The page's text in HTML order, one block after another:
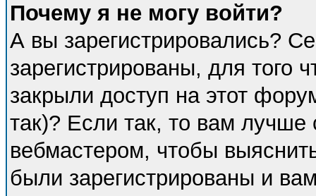
Почему я не могу войти?
А вы зарегистрировались?
зарегистрированы, для того
закрыли доступ на этот
так)? Если так, то вам лучше
вебмастером, чтобы
были зарегистрированы и